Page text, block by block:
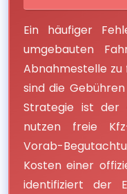
Ein häufiger
umgebauten
Abnahmestelle zu
sind die
Strategie ist der
nutzen freie
Vorab-
Kosten einer
identifiziert der